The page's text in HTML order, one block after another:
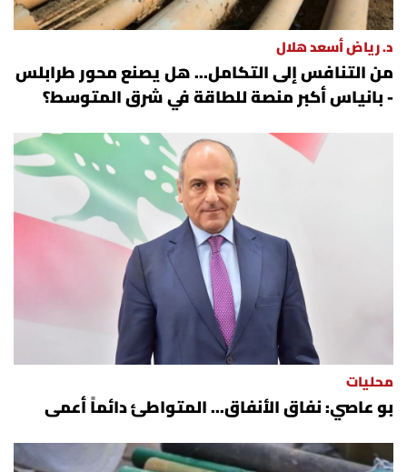
د. رياض أسعد هلال
من التنافس إلى التكامل... هل يصنع محور طرابلس
- بانياس أكبر منصة للطاقة في شرق المتوسط؟
محليات
بو عاصي: نفاق الأنفاق... المتواطئ دائماً أعمى